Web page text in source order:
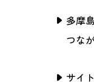
多摩
つな
サイ